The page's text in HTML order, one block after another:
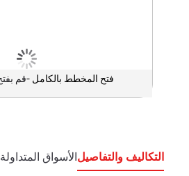
فتح المخطط بالكامل -
التكاليف والتفاصيلالأسواق المتداولة